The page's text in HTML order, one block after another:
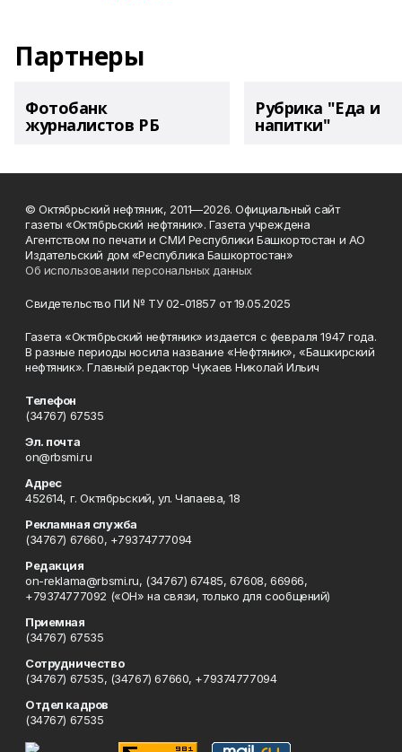
Партнеры
Фотобанк
журналистов РБ
Рубрика "Еда и
напитки"
© Октябрьский нефтяник, 2011—2026. Официальный сайт
газеты «Октябрьский нефтяник». Газета учреждена
Агентством по печати и СМИ Республики Башкортостан и АО
Издательский дом «Республика Башкортостан»
Об использовании персональных данных
Свидетельство ПИ № ТУ 02-01857 от 19.05.2025
Газета «Октябрьский нефтяник» издается с февраля 1947 года.
В разные периоды носила название «Нефтяник», «Башкирский
нефтяник». Главный редактор Чукаев Николай Ильич
Телефон
(34767) 67535
Эл. почта
on@rbsmi.ru
Адрес
452614, г. Октябрьский, ул. Чапаева, 18
Рекламная служба
(34767) 67660, +79374777094
Редакция
on-reklama@rbsmi.ru, (34767) 67485, 67608, 66966,
+79374777092 («ОН» на связи, только для сообщений)
Приемная
(34767) 67535
Сотрудничество
(34767) 67535, (34767) 67660, +79374777094
Отдел кадров
(34767) 67535